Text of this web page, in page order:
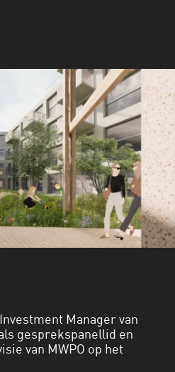
Manager van
gesprekspanellid en
van MWPO op het